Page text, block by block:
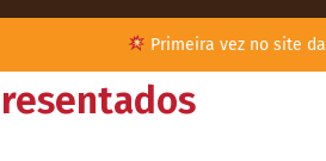
Primeira vez no site da